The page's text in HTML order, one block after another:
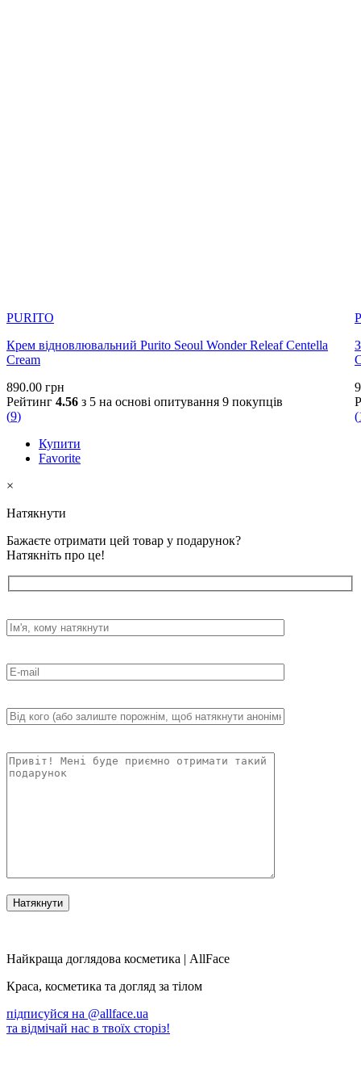
PURITO
Крем відновлювальний Purito Seoul Wonder Releaf Centella
Cream
890.00 грн
Рейтинг 4.56 з 5 на основі опитування 9 покупців
(9)
Купити
Favorite
(
×
Натякнути
Бажаєте отримати цей товар у подарунок?
Натякніть про це!
Найкраща доглядова косметика | AllFace
Краса, косметика та догляд за тілом
підписуйся на @allface.ua
та відмічай нас в твоїх сторіз!